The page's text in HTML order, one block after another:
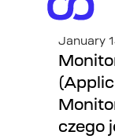
January
czego